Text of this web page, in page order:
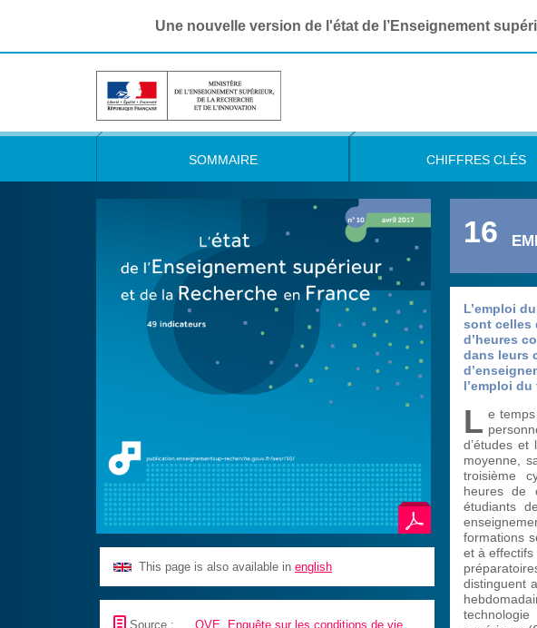
Une nouvelle version de l'état de l’Enseignement
SOMMAIRE CHIFFRES CLÉS
This page is also available inenglish
📄 Source :
OVE, Enquête sur les conditions de vie
16
L’emploi
sont celles
d’heures
dans leurs
l’emploi
L e
d’études et
moyenne,
troisième
heures de
étudiants
formations
et à
distinguent